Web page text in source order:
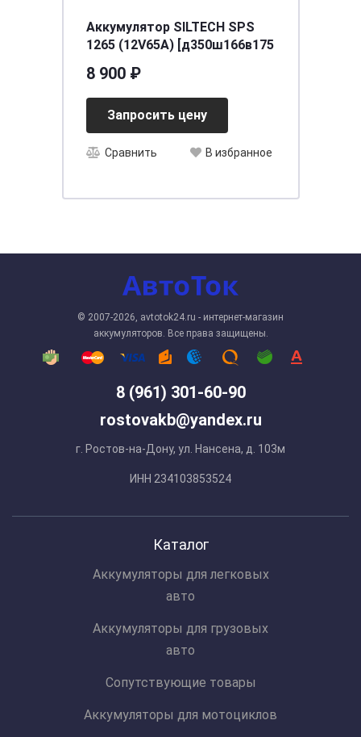
Аккумулятор SILTECH SPS
1265 (12V65A) [д350ш166в175
8 900 ₽
Запросить цену
Сравнить В избранное
8 (961) 301-60-90
rostovakb@yandex.ru
г. Ростов-на-Дону, ул. Нансена, д. 103м
ИНН 234103853524
© 2007-2026, avtotok24.ru - интернет-магазин
аккумуляторов. Все права защищены.
Каталог
Аккумуляторы для легковых
авто
Аккумуляторы для грузовых
авто
Сопутствующие товары
Аккумуляторы для мотоциклов